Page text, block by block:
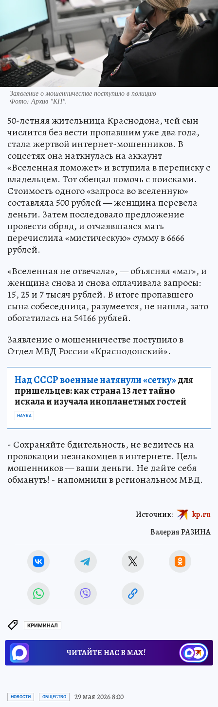
Заявление о мошенничестве поступило в полицию
Фото:Архив "КП".
50-летняя жительница Краснодона, чей сын
числится без вести пропавшим уже два года,
стала жертвой интернет-мошенников. В
соцсетях она наткнулась на аккаунт
«Вселенная поможет» и вступила в переписку с
владельцем. Тот обещал помочь с поисками.
Стоимость одного «запроса во вселенную»
составляла 500 рублей — женщина перевела
деньги. Затем последовало предложение
провести обряд, и отчаявшаяся мать
перечислила «мистическую» сумму в 6666
рублей.
«Вселенная не отвечала», — объяснял «маг», и
женщина снова и снова оплачивала запросы:
15, 25 и 7 тысяч рублей. В итоге пропавшего
сына собеседница, разумеется, не нашла, зато
обогатилась на 54166 рублей.
Заявление о мошенничестве поступило в
Отдел МВД России «Краснодонский».
Над СССР военные натянули «сетку»для
пришельцев: как страна 13 лет тайно
искала и изучала инопланетных гостей
НАУКА
- Сохраняйте бдительность, не ведитесь на
провокации незнакомцев в интернете. Цель
мошенников — ваши деньги. Не дайте себя
обмануть! - напомнили в региональном МВД.
Валерия РАЗИНА
Источник: kp.ru
КРИМИНАЛ
ЧИТАЙТЕ НАС В МАХ!
НОВОСТИ ОБЩЕСТВО 29 мая 2026 8:00